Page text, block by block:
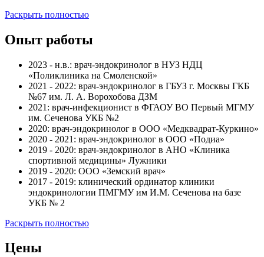
Раскрыть полностью
Опыт работы
2023 - н.в.: врач-эндокринолог в НУЗ НДЦ
«Поликлиника на Смоленской»
2021 - 2022: врач-эндокринолог в ГБУЗ г. Москвы ГКБ
№67 им. Л. А. Ворохобова ДЗМ
2021: врач-инфекционист в ФГАОУ ВО Первый МГМУ
им. Сеченова УКБ №2
2020: врач-эндокринолог в ООО «Медквадрат-Куркино»
2020 - 2021: врач-эндокринолог в ООО «Подиа»
2019 - 2020: врач-эндокринолог в АНО «Клиника
спортивной медицины» Лужники
2019 - 2020: ООО «Земский врач»
2017 - 2019: клинический ординатор клиники
эндокринологии ПМГМУ им И.М. Сеченова на базе
УКБ № 2
Раскрыть полностью
Цены